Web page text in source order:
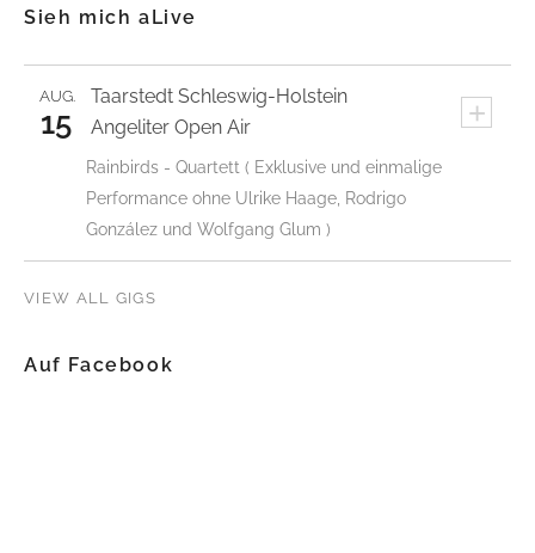
Sieh mich aLive
Taarstedt Schleswig-Holstein +
AUG.
15 Angeliter Open Air
Rainbirds - Quartett ( Exklusive und einmalige
Performance ohne Ulrike Haage, Rodrigo
González und Wolfgang Glum )
VIEW ALL GIGS
Auf Facebook